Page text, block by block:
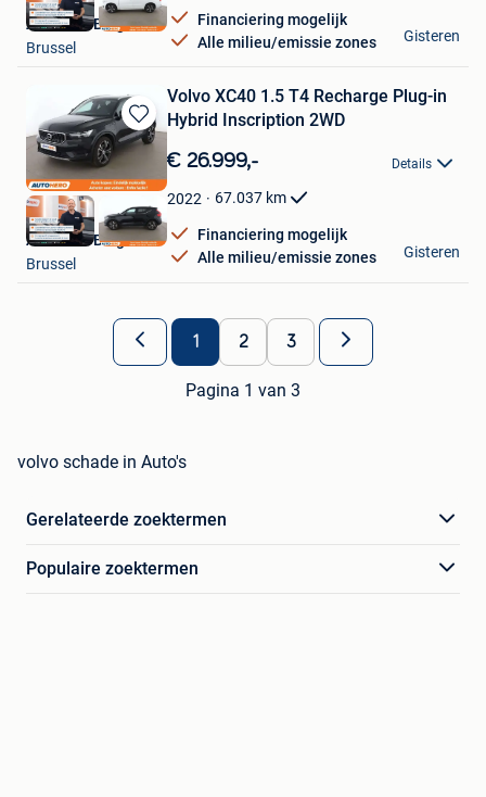
Financiering mogelijk
Alle milieu/emissie zones
Autohero België
Brussel
Gisteren
Bewaren
in
Mijn
Favorieten
Volvo XC40 1.5 T4 Recharge Plug-in
Hybrid Inscription 2WD
€ 26.999,- Details
2022 67.037 km
Financiering mogelijk
Alle milieu/emissie zones
Autohero België
Brussel
Gisteren
1 2 3
Pagina 1 van 3
volvo schade in Auto's
Gerelateerde zoektermen
Populaire zoektermen